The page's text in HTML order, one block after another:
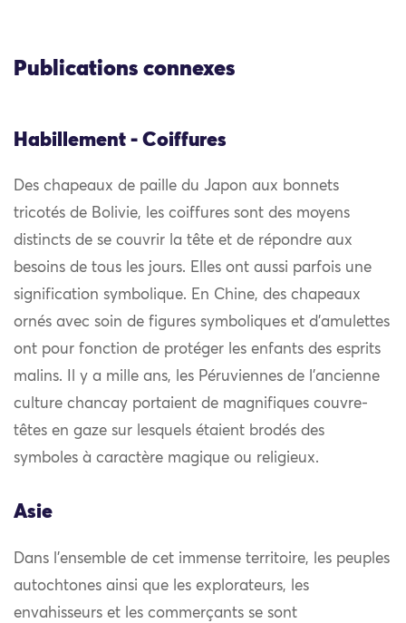
Publications connexes
Habillement - Coiffures
Des chapeaux de paille du Japon aux bonnets
tricotés de Bolivie, les coiffures sont des moyens
distincts de se couvrir la tête et de répondre aux
besoins de tous les jours. Elles ont aussi parfois une
signification symbolique. En Chine, des chapeaux
ornés avec soin de figures symboliques et d’amulettes
ont pour fonction de protéger les enfants des esprits
malins. Il y a mille ans, les Péruviennes de l’ancienne
culture chancay portaient de magnifiques couvre-
têtes en gaze sur lesquels étaient brodés des
symboles à caractère magique ou religieux.
Asie
Dans l’ensemble de cet immense territoire, les peuples
autochtones ainsi que les explorateurs, les
envahisseurs et les commerçants se sont